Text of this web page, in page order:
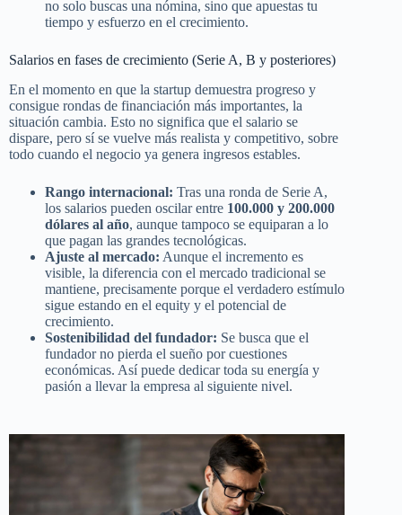
no solo buscas una nómina, sino que apuestas tu
tiempo y esfuerzo en el crecimiento.
Salarios en fases de crecimiento (Serie A, B y posteriores)
En el momento en que la startup demuestra progreso y
consigue rondas de financiación más importantes, la
situación cambia. Esto no significa que el salario se
dispare, pero sí se vuelve más realista y competitivo, sobre
todo cuando el negocio ya genera ingresos estables.
Rango internacional: Tras una ronda de Serie A,
los salarios pueden oscilar entre 100.000 y 200.000
dólares al año, aunque tampoco se equiparan a lo
que pagan las grandes tecnológicas.
Ajuste al mercado: Aunque el incremento es
visible, la diferencia con el mercado tradicional se
mantiene, precisamente porque el verdadero estímulo
sigue estando en el equity y el potencial de
crecimiento.
Sostenibilidad del fundador: Se busca que el
fundador no pierda el sueño por cuestiones
económicas. Así puede dedicar toda su energía y
pasión a llevar la empresa al siguiente nivel.